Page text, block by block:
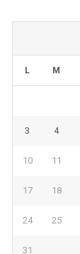
L M
3 4
10 11
17 18
24 25
31